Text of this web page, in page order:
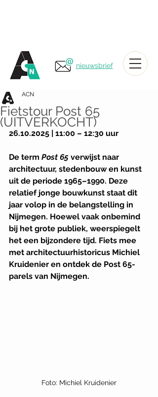
nieuwsbrief
Fietstour Post 65
(UITVERKOCHT)
ACN
26.10.2025 | 11:00 – 12:30 uur
De term Post 65 verwijst naar
architectuur, stedenbouw en kunst
uit de periode 1965–1990. Deze
relatief jonge bouwkunst staat dit
jaar volop in de belangstelling in
Nijmegen. Hoewel vaak onbemind
bij het grote publiek, weerspiegelt
het een bijzondere tijd. Fiets mee
met architectuurhistoricus Michiel
Kruidenier en ontdek de Post 65-
parels van Nijmegen.
Foto: Michiel Kruidenier